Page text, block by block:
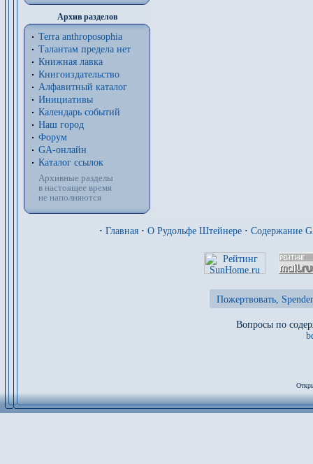
Архив разделов
Terra anthroposophia
Талантам предела нет
Книжная лавка
Книгоиздательство
Алфавитный каталог
Инициативы
Календарь событий
Наш город
Форум
GA-онлайн
Каталог ссылок
Архивные разделы
в настоящее время
не наполняются
· Главная · О Рудольфе Штейнере · Содержание
Пожертвовать,
Вопросы по